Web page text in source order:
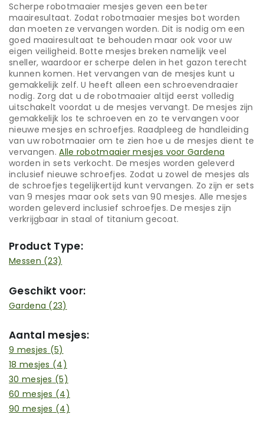
Scherpe robotmaaier mesjes geven een beter
maairesultaat. Zodat robotmaaier mesjes bot worden
dan moeten ze vervangen worden. Dit is nodig om een
goed maairesultaat te behouden maar ook voor uw
eigen veiligheid. Botte mesjes breken namelijk veel
sneller, waardoor er scherpe delen in het gazon terecht
kunnen komen. Het vervangen van de mesjes kunt u
gemakkelijk zelf. U heeft alleen een schroevendraaier
nodig. Zorg dat u de robotmaaier altijd eerst volledig
uitschakelt voordat u de mesjes vervangt. De mesjes zijn
gemakkelijk los te schroeven en zo te vervangen voor
nieuwe mesjes en schroefjes. Raadpleeg de handleiding
van uw robotmaaier om te zien hoe u de mesjes dient te
vervangen.Alle robotmaaier mesjes voor Gardena
worden in sets verkocht. De mesjes worden geleverd
inclusief nieuwe schroefjes. Zodat u zowel de mesjes als
de schroefjes tegelijkertijd kunt vervangen. Zo zijn er sets
van 9 mesjes maar ook sets van 90 mesjes. Alle mesjes
worden geleverd inclusief schroefjes. De mesjes zijn
verkrijgbaar in staal of titanium gecoat.
Product Type:
Messen (23)
Geschikt voor:
Gardena (23)
Aantal mesjes:
9 mesjes (5)
18 mesjes (4)
30 mesjes (5)
60 mesjes (4)
90 mesjes (4)